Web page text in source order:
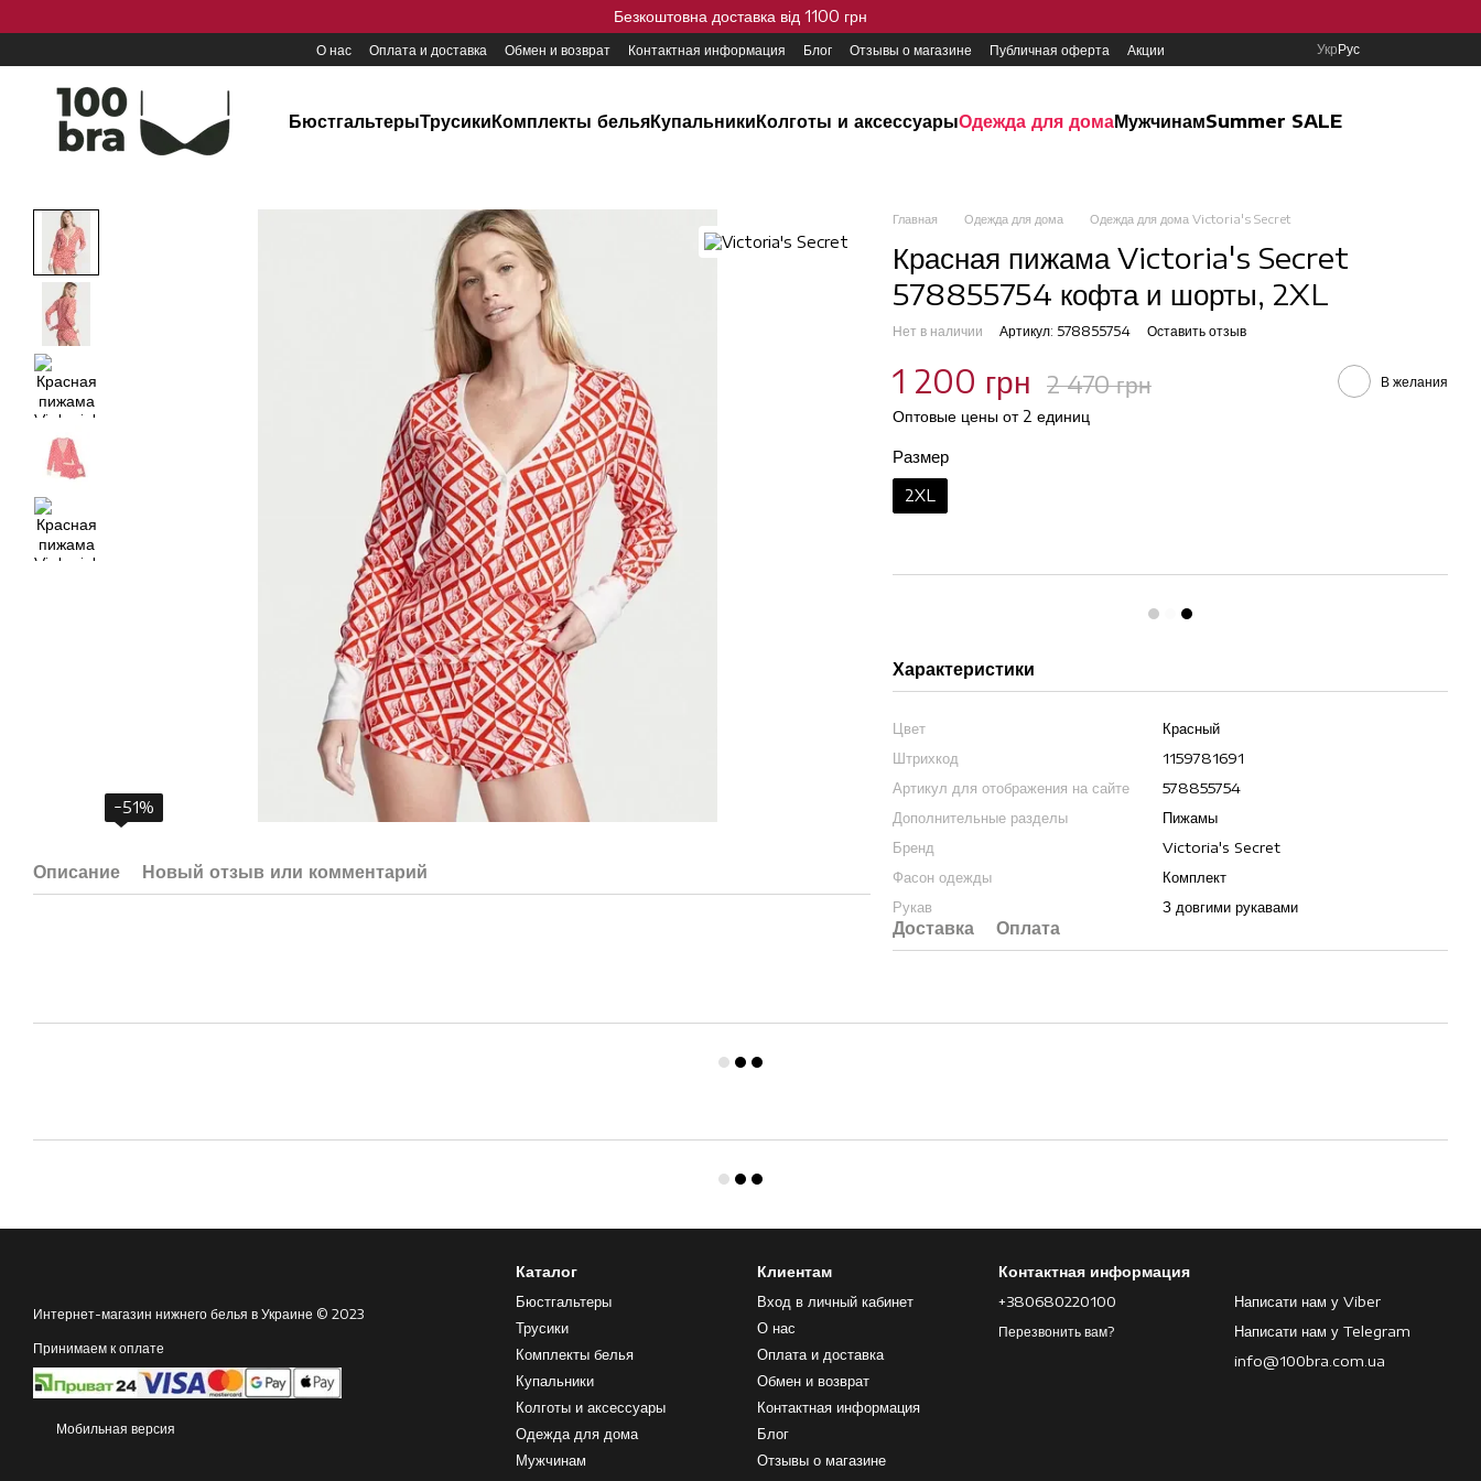
Безкоштовна доставка від 1100 грн
О нас Оплата и доставка Обмен и возврат Контактная информация Блог Отзывы о магазине Публичная оферта Акции УкрРус
БюстгальтерыТрусикиКомплекты бельяКупальникиКолготы и аксессуарыОдежда для домаМужчинамSummer SALE
−51%
Описание Новый отзыв или комментарий
Главная Одежда для дома Одежда для дома Victoria's Secret
Красная пижама Victoria's Secret
578855754 кофта и шорты, 2XL
Нет в наличии Артикул: 578855754 Оставить отзыв
1 200 грн 2 470 грн В желания
Оптовые цены от 2 единиц
Размер
2XL
Характеристики
Цвет
Красный
Штрихкод
1159781691
Артикул для отображения на сайте
578855754
Дополнительные разделы
Пижамы
Бренд
Victoria's Secret
Фасон одежды
Комплект
Рукав
З довгими рукавами
Доставка Оплата
Интернет-магазин нижнего белья в Украине © 2023
Принимаем к оплате
Мобильная версия
Каталог
Бюстгальтеры
Трусики
Комплекты белья
Купальники
Колготы и аксессуары
Одежда для дома
Мужчинам
Клиентам
Вход в личный кабинет
О нас
Оплата и доставка
Обмен и возврат
Контактная информация
Блог
Отзывы о магазине
Контактная информация
+380680220100
Перезвонить вам?
Написати нам у Viber
Написати нам у Telegram
info@100bra.com.ua